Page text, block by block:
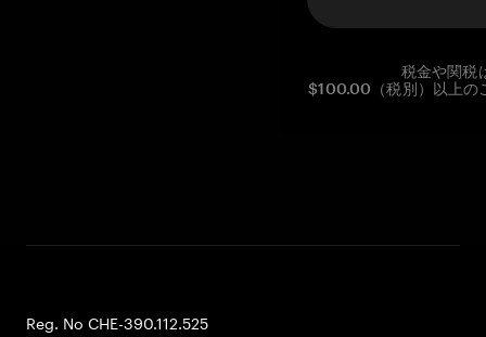
税金や関税
$100.00（税別）以上の
Reg. No CHE-390.112.525